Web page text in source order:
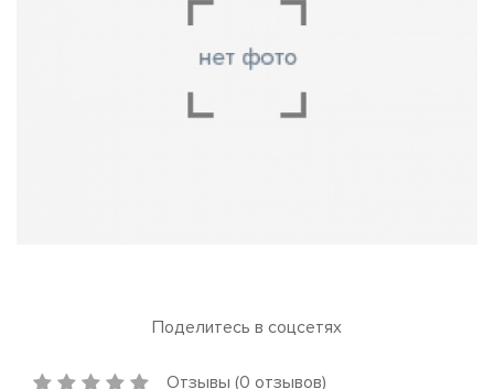
Поделитесь в соцсетях
Отзывы (0 отзывов)